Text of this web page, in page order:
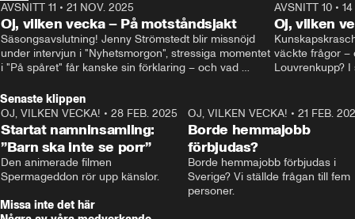
AVSNITT 11 • 21 NOV. 2025
Oj, vilken vecka – På motståndsjakt
Säsongsavslutning! Jenny Strömstedt blir missnöjd
under intervjun i "Nyhetsmorgon", stressiga momentet
i "På spåret" får kanske sin förklaring – och vad
Cantwell och Karin Pettersson.
AVSNITT 10•
Oj, vilken
väckte frågor –
Louvrenkupp?
Senaste klippen
2:40
OJ, VILKEN VECKA! • 28 FEB. 2025
Startat namninsamling:
”Barn ska inte se porr”
Den animerade filmen
Spermageddon rör upp känslor.
OJ, VILKEN VECKA! • 21 FEB.
Borde hemmajobb
förbjudas?
Borde hemmajobb förbjudas i
Sverige? Vi ställde frågan till fem
personer.
Missa inte det här